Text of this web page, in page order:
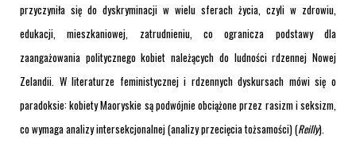
przyczyniła się do dyskryminacji w wielu sferach życia, czyli w zdrowiu,
edukacji, mieszkaniowej, zatrudnieniu, co ogranicza podstawy dla
zaangażowania politycznego kobiet należących do ludności rdzennej Nowej
Zelandii. W literaturze feministycznej i rdzennych dyskursach mówi się o
paradoksie: kobiety Maoryskie są podwójnie obciążone przez rasizm i seksizm,
co wymaga analizy intersekcjonalnej (analizy przecięcia tożsamości) (Reilly).